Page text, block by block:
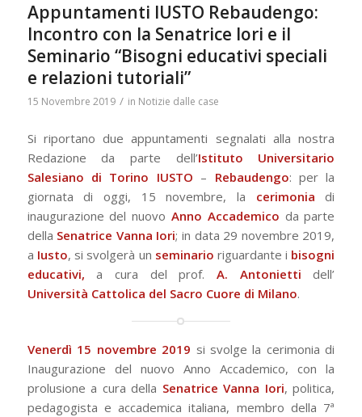
Appuntamenti IUSTO Rebaudengo:
Incontro con la Senatrice Iori e il
Seminario “Bisogni educativi speciali
e relazioni tutoriali”
15 Novembre 2019 / in Notizie dalle case
Si riportano due appuntamenti segnalati alla nostra
Redazione da parte dell’Istituto Universitario
Salesiano di Torino IUSTO – Rebaudengo: per la
giornata di oggi, 15 novembre, la cerimonia di
inaugurazione del nuovo Anno Accademico da parte
della Senatrice Vanna Iori; in data 29 novembre 2019,
a Iusto, si svolgerà un seminario riguardante i bisogni
educativi,a cura del prof. A. Antoniettidell’
Università Cattolica del Sacro Cuore di Milano.
Venerdì 15 novembre 2019 si svolge la cerimonia di
Inaugurazione del nuovo Anno Accademico, con la
prolusione a cura della Senatrice Vanna Iori, politica,
pedagogista e accademica italiana, membro della 7ª